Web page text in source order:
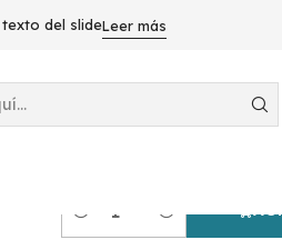
texto del slideLeer más
LLEVA 6 VestidoS Sin Mangas
LLEVA 6
Cantidad